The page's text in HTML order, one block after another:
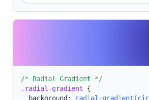
/* Radial Gradient */
.radial-gradient {
background:
radial-